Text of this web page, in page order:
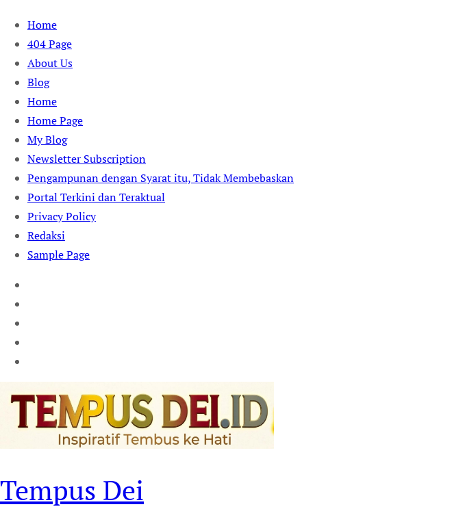
Skip
content
Home
404 Page
About Us
Blog
Home
Home Page
My Blog
Newsletter Subscription
Pengampunan dengan Syarat itu, Tidak Membebaskan
Portal Terkini dan Teraktual
Privacy Policy
Redaksi
Sample Page
Tempus Dei